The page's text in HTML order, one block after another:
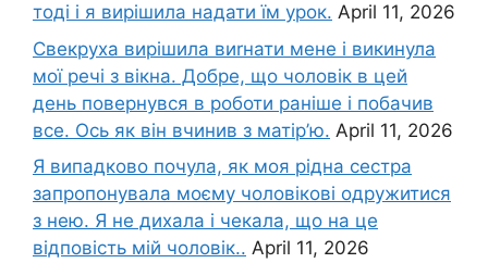
тоді і я вирішила надати їм урок. April 11, 2026
Свекруха вирішила виrнати мене і викинула
мої речі з вікна. Добре, що чоловік в цей
день повернувся в роботи раніше і побачив
все. Ось як він вчинив з матір’ю. April 11, 2026
Я випадково почула, як моя рідна сестра
запропонувала моєму чоловікові одружитися
з нею. Я не дихала і чекала, що на це
відповість мій чоловік.. April 11, 2026